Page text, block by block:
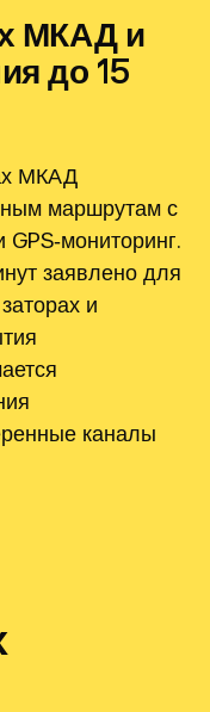
МКАД и
до 15
МКАД
маршрутам с
заявлено для
и
каналы